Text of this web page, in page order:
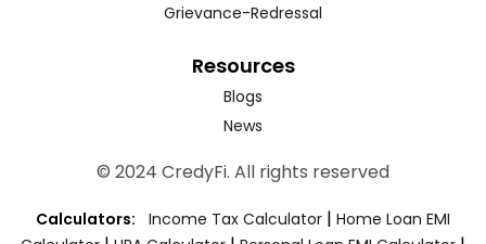
Grievance-Redressal
Resources
Blogs
News
© 2024 CredyFi. All rights reserved
Calculators: Income Tax Calculator | Home Loan EMI